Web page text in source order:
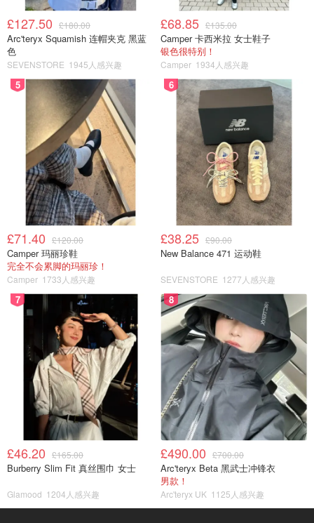
£127.50 £180.00
Arc'teryx Squamish 连帽夹克 黑蓝
色
SEVENSTORE 1945人感兴趣
£68.85 £135.00
Camper 卡西米拉 女士鞋子
银色很特别！
Camper 1934人感兴趣
5
£71.40 £120.00
Camper 玛丽珍鞋
完全不会累脚的玛丽珍！
Camper 1733人感兴趣
6
£38.25 £90.00
New Balance 471 运动鞋
SEVENSTORE 1277人感兴趣
7
£46.20 £165.00
Burberry Slim Fit 真丝围巾 女士
Glamood 1204人感兴趣
8
£490.00 £700.00
Arc'teryx Beta 黑武士冲锋衣
男款！
Arc'teryx UK 1125人感兴趣